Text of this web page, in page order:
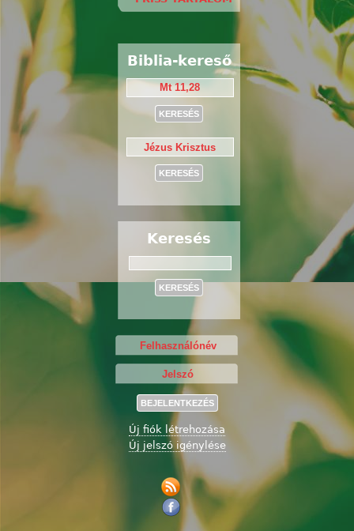
Biblia-kereső
Keresés
Új fiók létrehozása
Új jelszó igénylése